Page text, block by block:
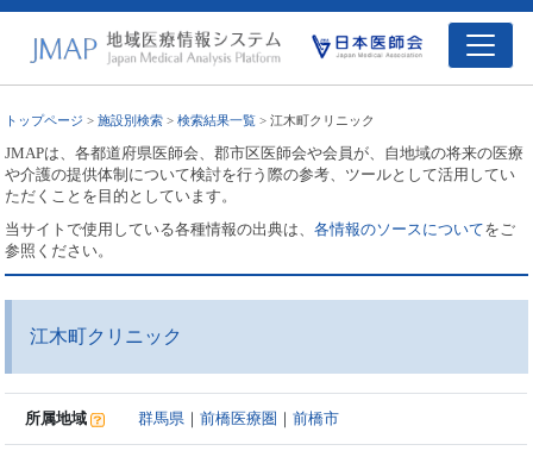
トップページ >施設別検索 >検索結果一覧 > 江木町クリニック
JMAPは、各都道府県医師会、郡市区医師会や会員が、自地域の将来の医療
や介護の提供体制について検討を行う際の参考、ツールとして活用してい
ただくことを目的としています。
当サイトで使用している各種情報の出典は、各情報のソースについてをご
参照ください。
江木町クリニック
所属地域 群馬県 ｜前橋医療圏 ｜前橋市